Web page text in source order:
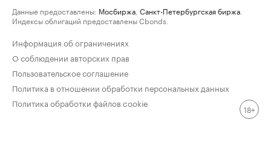
Данные предоставлены: Мосбиржа Санкт-Петербургская биржа
Индексы облигаций предоставлены Cbonds.
Информация об ограничениях
О соблюдении авторских прав
Пользовательское соглашение
Политика в отношении обработки персональных данных
Политика обработки файлов cookie
18+